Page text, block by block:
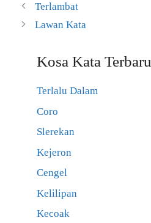
Terlambat
Lawan Kata
Kosa Kata Terbaru
Terlalu Dalam
Coro
Slerekan
Kejeron
Cengel
Kelilipan
Kecoak